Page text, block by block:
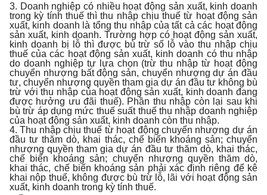
3. Doanh nghiệp có nhiều hoạt động sản xuất, kinh doanh
trong kỳ tính thuế thì thu nhập chịu thuế từ hoạt động sản
xuất, kinh doanh là tổng thu nhập của tất cả các hoạt động
sản xuất, kinh doanh. Trường hợp có hoạt động sản xuất,
kinh doanh bị lỗ thì được bù trừ số lỗ vào thu nhập chịu
thuế của các hoạt động sản xuất, kinh doanh có thu nhập
do doanh nghiệp tự lựa chọn (trừ thu nhập từ hoạt động
chuyển nhượng bất động sản, chuyển nhượng dự án đầu
tư, chuyển nhượng quyền tham gia dự án đầu tư không bù
trừ với thu nhập của hoạt động sản xuất, kinh doanh đang
được hưởng ưu đãi thuế). Phần thu nhập còn lại sau khi
bù trừ áp dụng mức thuế suất thuế thu nhập doanh nghiệp
của hoạt động sản xuất, kinh doanh còn thu nhập.
4. Thu nhập chịu thuế từ hoạt động chuyển nhượng dự án
đầu tư thăm dò, khai thác, chế biến khoáng sản; chuyển
nhượng quyền tham gia dự án đầu tư thăm dò, khai thác,
chế biến khoáng sản; chuyển nhượng quyền thăm dò,
khai thác, chế biến khoáng sản phải xác định riêng để kê
khai nộp thuế, không được bù trừ lỗ, lãi với hoạt động sản
xuất, kinh doanh trong kỳ tính thuế.